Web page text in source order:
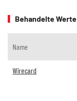
Behandelte Werte
Name
Wirecard